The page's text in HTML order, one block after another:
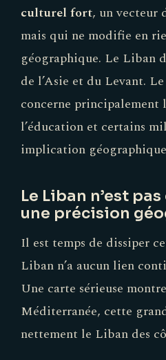
culturel fort, un vecteur
mais qui ne modifie en
géographique. Le Liban
de l’Asie et du Levant.
concerne
l’éducation et certains
implication
Le Liban n’est
une précision
Il est temps de dissiper
Liban n’a aucun lien
Une carte sérieuse
Méditerranée, cette
nettement le Liban des